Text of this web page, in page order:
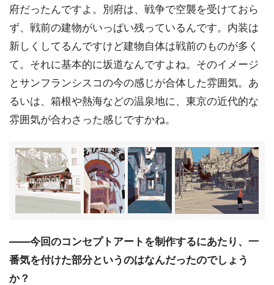
府だったんですよ。別府は、戦争で空襲を受けておら
ず、戦前の建物がいっぱい残っているんです。内装は
新しくしてるんですけど建物自体は戦前のものが多く
て。それに基本的に坂道なんですよね。そのイメージ
とサンフランシスコの今の感じが合体した雰囲気。あ
るいは、箱根や熱海などの温泉地に、東京の近代的な
雰囲気が合わさった感じですかね。
――今回のコンセプトアートを制作するにあたり、一
番気を付けた部分というのはなんだったのでしょう
か？